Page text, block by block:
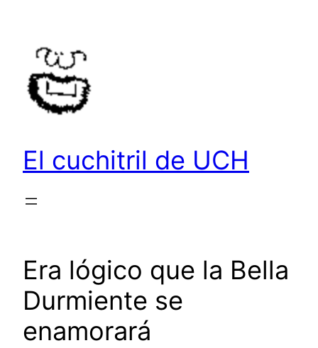
contenido
El cuchitril de UCH
Era lógico que la Bella
Durmiente se
enamorará